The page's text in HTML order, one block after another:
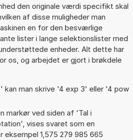
den originale værdi specifikt skal
af disse muligheder man
en for den besværlige
lister i lange selektionslister med
enheder. Alt dette har
os, og arbejdet er gjort i brøkdele
man skrive '4 exp 3' eller '4 pow
markør ved siden af 'Tal i
vises svaret som en
eksempel 1,575 279 985 665